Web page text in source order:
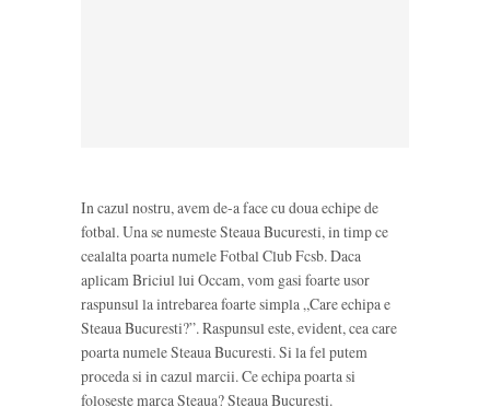
In cazul nostru, avem de-a face cu doua echipe de
fotbal. Una se numeste Steaua Bucuresti, in timp ce
cealalta poarta numele Fotbal Club Fcsb. Daca
aplicam Briciul lui Occam, vom gasi foarte usor
raspunsul la intrebarea foarte simpla „Care echipa e
Steaua Bucuresti?”. Raspunsul este, evident, cea care
poarta numele Steaua Bucuresti. Si la fel putem
proceda si in cazul marcii. Ce echipa poarta si
foloseste marca Steaua? Steaua Bucuresti.